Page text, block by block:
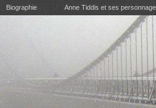
Biographie Anne Tiddis et ses